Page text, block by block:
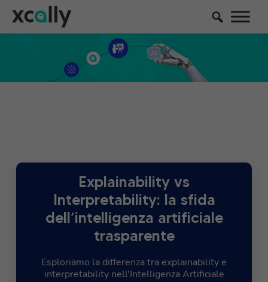
Explainability vs
Interpretability: la sfida
dell’intelligenza artificiale
trasparente
Esploriamo la differenza tra explainability e
interpretability nell'Intelligenza Artificiale